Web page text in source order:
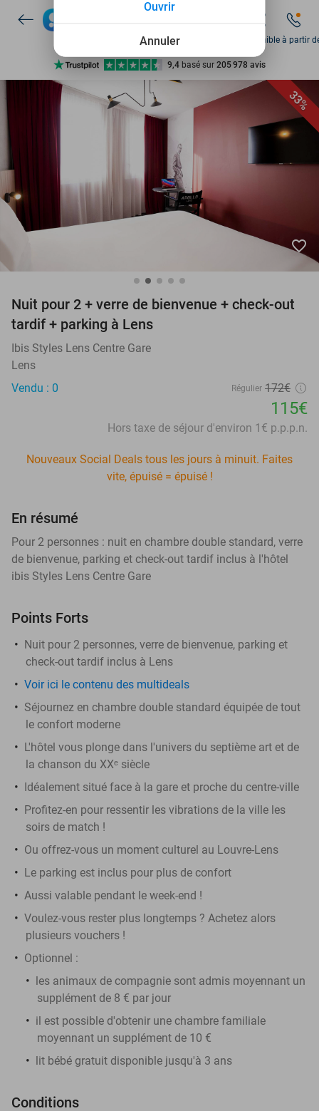
9,4 205 978 avis
Découvrez + de 15.000 deals
Disponible 7 jours par semaine
+ de 10 millions de membres
Disponible à partir
33%
favorite_border
Nuit pour 2 + verre de bienvenue + check-out
tardif + parking à Lens
Ibis Styles Lens Centre Gare
Lens
Vendu : 0
Régulier 172€
115€
Hors taxe de séjour d'environ 1€ p.p.p.n.
Nouveaux Social Deals tous les jours à minuit. Faites
vite, épuisé = épuisé !
En résumé
Pour 2 personnes : nuit en chambre double standard, verre
de bienvenue, parking et check-out tardif inclus à l'hôtel
ibis Styles Lens Centre Gare
Points Forts
Nuit pour 2 personnes, verre de bienvenue, parking et
check-out tardif inclus à Lens
Voir ici le contenu des multideals
Séjournez en chambre double standard équipée de tout
le confort moderne
L'hôtel vous plonge dans l'univers du septième art et de
la chanson du XXᵉ siècle
Idéalement situé face à la gare et proche du centre-ville
Profitez-en pour ressentir les vibrations de la ville les
soirs de match !
Ou offrez-vous un moment culturel au Louvre-Lens
Le parking est inclus pour plus de confort
Aussi valable pendant le week-end !
Voulez-vous rester plus longtemps ? Achetez alors
plusieurs vouchers !
Optionnel :
les animaux de compagnie sont admis moyennant un
supplément de 8 € par jour
il est possible d'obtenir une chambre familiale
moyennant un supplément de 10 €
lit bébé gratuit disponible jusqu'à 3 ans
Conditions
Annuler
Ouvrir